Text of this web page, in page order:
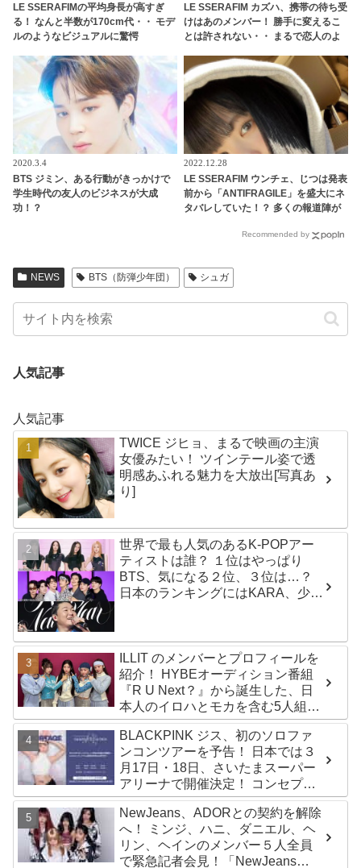
LE SSERAFIMの平均身長が高すぎ
る！ なんと半数が170cm代・・ モデ
ルのようなビジュアルに驚愕
LE SSERAFIM カズハ、携帯の待ち受
けはあのメンバー！ 勝手に変えるこ
とは許されない・・ まるで恋人のよ
2020.3.4
BTS ジミン、ある行動がきっかけで
学生時代の友人のビジネスが大成
功！？
2022.12.28
LE SSERAFIM ウンチェ、じつは発表
前から「ANTIFRAGILE」を盛大にネ
タバレしていた！？ 多くの報道陣が
っ子な姿に注目殺到Recommended by
NEWS BTS（防弾少年団） シュガ
人気記事
人気記事
TWICE ジヒョ、まるで映画の主演
女優みたい！ ツインテール姿で透
明感あふれる魅力を大放出[写真あ
り]
世界で最も人気のあるK-POPアー
ティストは誰？ １位はやっぱり
BTS、気になる２位、３位は…？
日本のランキングにはKARA、少女
ILLIT のメンバーとプロフィールを
紹介！ HYBEオーディション番組
『R U Next？』から誕生した、日
本人のイロハとモカを含む5人組ガ
ールズグループ！ デビュー曲
「Magnetic」がいきなりの大ヒッ
ト
BLACKPINK ジス、初のソロファ
ンコンツアーを予告！ 日本では３
月17日・18日、さいたまスーパー
アリーナで開催決定！ コンセプト
は“愛のカケラ”！？ 14日には新ア
ルバム『AMORTAGE』もリリース
NewJeans、ADORとの契約を解除
へ！ ミンジ、ハニ、ダニエル、ヘ
リン、ヘインのメンバー５人全員
で緊急記者会見！「NewJeans